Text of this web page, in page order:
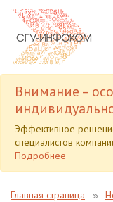
Внимание –
Эффективное
специалистов
Подробнее
Главная страница